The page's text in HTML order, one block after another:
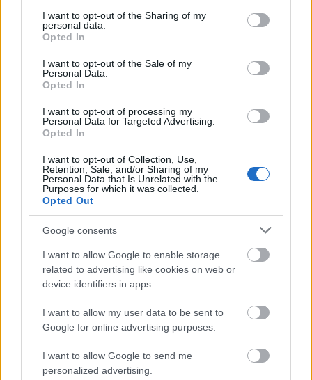
not limited to your visit or usage behaviour. You may click to
grant or deny consent to Google and its third-party tags to
use your data for below specified purposes in below Google
consent section.
I want to opt-out of the Sharing of my
personal data.
Opted In
I want to opt-out of the Sale of my
Personal Data.
Opted In
I want to opt-out of processing my
Personal Data for Targeted Advertising.
Opted In
I want to opt-out of Collection, Use,
Retention, Sale, and/or Sharing of my
Personal Data that Is Unrelated with the
Purposes for which it was collected.
Opted Out
Google consents
I want to allow Google to enable storage
related to advertising like cookies on web or
device identifiers in apps.
I want to allow my user data to be sent to
Google for online advertising purposes.
I want to allow Google to send me
personalized advertising.
6 Feet Beneath The Moona már jelzett Billy Bragg-
kapcsolaton túl (egyébként egyértelműen ez a
legerősebb) megidéz egy csomó mindent, miközben
önmaga jogán is végig emlékezetes marad. Ott
vannak a lemez dalaiban
életszagú
dumái,
Jamie T
hasonló gitáros-táncos zenei
slágeressége,Trickyfojtogató hangzása, de még a
szintén rajongóMorrissey
is. A flegma ének miatt szokták
spártai megszólalás miatt a The xx-et is emlegetni
vele kapcsolatban, vagy éppen a poszt-dubstepes
frappáns terminust is megalkotta, hogy „
koraiThe
The, King Tubbyproducelésében